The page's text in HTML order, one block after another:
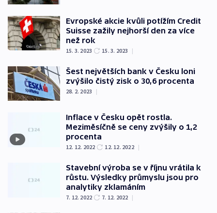
Evropské akcie kvůli potížím Credit
Suisse zažily nejhorší den za více
než rok
15. 3. 2023 15. 3. 2023 |
Šest největších bank v Česku loni
zvýšilo čistý zisk o 30,6 procenta
28. 2. 2023 |
Inflace v Česku opět rostla.
Meziměsíčně se ceny zvýšily o 1,2
procenta
12. 12. 2022 12. 12. 2022 |
Stavební výroba se v říjnu vrátila k
růstu. Výsledky průmyslu jsou pro
analytiky zklamáním
7. 12. 2022 7. 12. 2022 |